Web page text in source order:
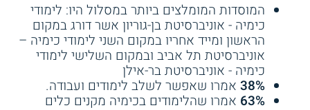
המוסדות המומלצים ביותר במסלול היו: לימודי
כימיה - אוניברסיטת בן-גוריון אשר דורג במקום
הראשון ומייד אחריו במקום השני לימודי כימיה –
אוניברסיטת תל אביב ובמקום השלישי לימודי
כימיה - אוניברסיטת בר-אילן
38% אמרו שאפשר לשלב לימודים ועבודה.
63% אמרו שהלימודים בכימיה מקנים כלים